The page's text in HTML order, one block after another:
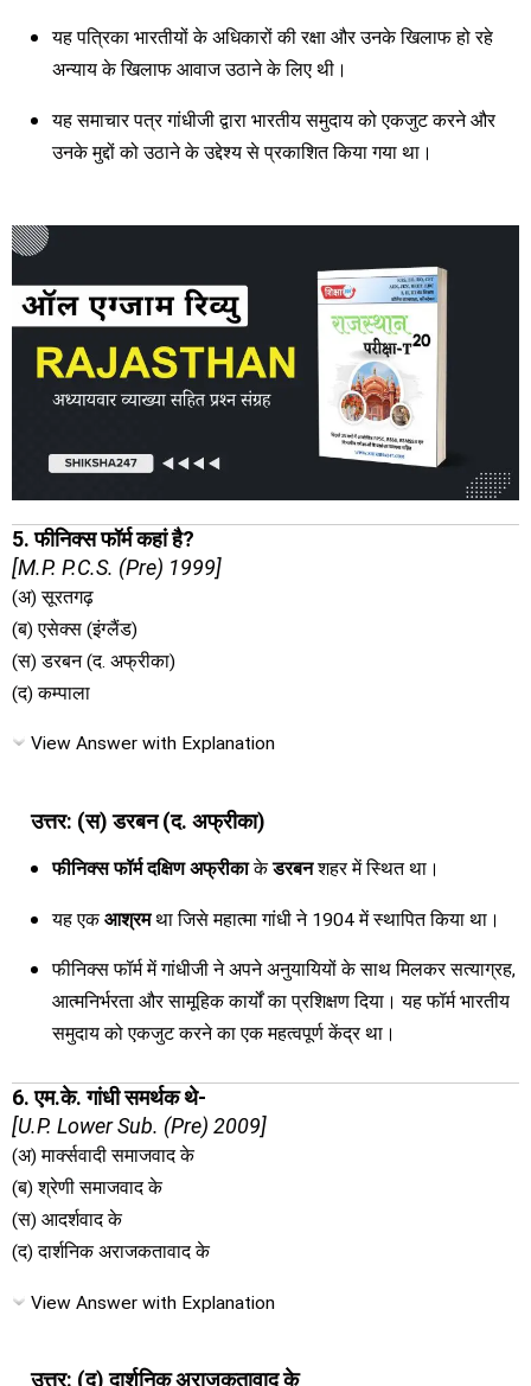
यह पत्रिका भारतीयों के अधिकारों की रक्षा और उनके खिलाफ हो रहे
अन्याय के खिलाफ आवाज उठाने के लिए थी।
यह समाचार पत्र गांधीजी द्वारा भारतीय समुदाय को एकजुट करने और
उनके मुद्दों को उठाने के उद्देश्य से प्रकाशित किया गया था।
5. फीनिक्स फॉर्म कहां है?
[M.P. P.C.S. (Pre) 1999]
(अ) सूरतगढ़
(ब) एसेक्स (इंग्लैंड)
(स) डरबन (द. अफ्रीका)
(द) कम्पाला
View Answer with Explanation
उत्तर: (स) डरबन (द. अफ्रीका)
फीनिक्स फॉर्म दक्षिण अफ्रीकाकेडरबनशहर में स्थित था।
यह एकआश्रमथा जिसे महात्मा गांधी ने 1904 में स्थापित किया था।
फीनिक्स फॉर्म में गांधीजी ने अपने अनुयायियों के साथ मिलकर सत्याग्रह,
आत्मनिर्भरता और सामूहिक कार्यों का प्रशिक्षण दिया। यह फॉर्म भारतीय
समुदाय को एकजुट करने का एक महत्वपूर्ण केंद्र था।
6. एम.के. गांधी समर्थक थे-
[U.P. Lower Sub. (Pre) 2009]
(अ) मार्क्सवादी समाजवाद के
(ब) श्रेणी समाजवाद के
(स) आदर्शवाद के
(द) दार्शनिक अराजकतावाद के
View Answer with Explanation
उत्तर: (द) दार्शनिक अराजकतावाद के